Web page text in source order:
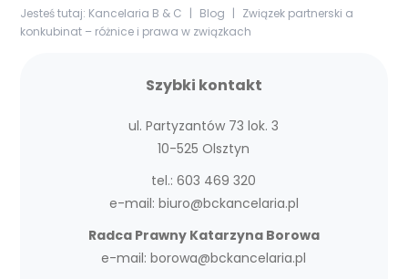
Jesteś tutaj: Kancelaria B & C | Blog | Związek partnerski a
konkubinat – różnice i prawa w związkach
Szybki kontakt
ul. Partyzantów 73 lok. 3
10-525 Olsztyn
tel.:603 469 320
e-mail: biuro@bckancelaria.pl
Radca Prawny Katarzyna Borowa
e-mail:borowa@bckancelaria.pl